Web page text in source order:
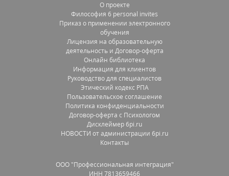
О проекте
Философия 6 personal invites
Приказ о применении электронного
обучения
Лицензия на образовательную
деятельность и Договор-оферта
Онлайн библиотека
Информация для клиентов
Руководство для специалистов
Этический кодекс РПА
Пользовательское соглашение
Политика конфиденциальности
Договор-оферта с Психологом
Дисклеймер 6pi.ru
НОВОСТИ от администрации 6pi.ru
Контакты
OOO "Профессиональная интеграция"
ИНН 7813659466